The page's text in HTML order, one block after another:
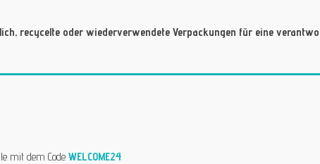
recycelte oder wiederverwendete Verpackungen für eine
mit dem Code WELCOME24